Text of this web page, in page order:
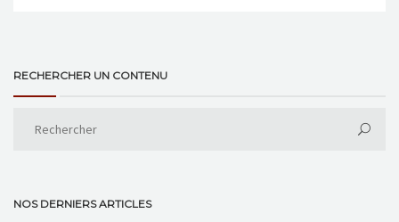
RECHERCHER UN CONTENU
NOS DERNIERS ARTICLES